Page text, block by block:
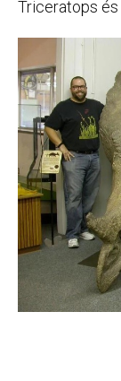
Triceratops és